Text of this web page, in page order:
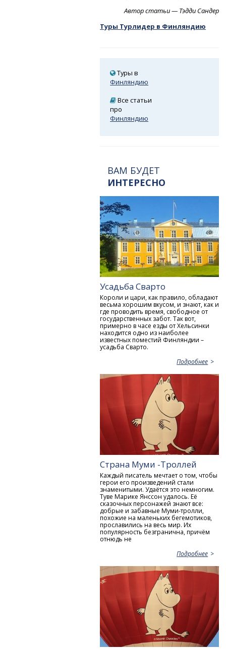
Автор статьи — Тэдди Сандер
Туры Турлидер в Финляндию
Туры в
Финляндию
Все статьи
про
Финляндию
ВАМ БУДЕТ
ИНТЕРЕСНО
Усадьба Сварто
Короли и цари, как правило, обладают
весьма хорошим вкусом, и знают, как и
где проводить время, свободное от
государственных забот. Так вот,
примерно в часе езды от Хельсинки
находится одно из наиболее
известных поместий Финляндии –
усадьба Сварто.
Подробнее
Страна Муми -Троллей
Каждый писатель мечтает о том, чтобы
герои его произведений стали
знаменитыми. Удаётся это немногим.
Туве Марике Янссон удалось. Её
сказочных персонажей знают все:
добрые и забавные Муми-тролли,
похожие на маленьких бегемотиков,
прославились на весь мир. Их
популярность безгранична, причём
отнюдь не
Подробнее